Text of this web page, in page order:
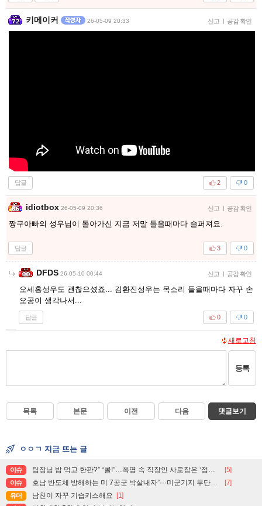
키메이커 26-05-09 20:33 신고 | 공감 확인
답글 0
2
idiotbox 26-05-09 20:36 신고 | 공감 확인
짱구아빠의 성우님이 돌아가신 지금 저말 들을때마다 슬퍼져요.
답글 0
3
DFDS 26-05-10 00:44 신고 | 공감 확인
오세홍성우도 괜찮으셨죠... 김환진성우는 목소리 들을때마다 자꾸 손
오공이 생각나서...
답글 0
0
새로고침
등록
목록 본문 이전 다음 댓글보기
ㅇㅇㄱ 지금 뜨는 글
이슈 팀장님 밥 먹고 한판?” “콜!”…폭염 속 직장인 사로잡은 ‘점심 몰캉스’ [5]
이슈 호남 반도체 방해하는 미 7공군 박살내자”···미군기지 무단침입 대학생단체 회원 3명 구속, 1명은 기각 [7]
유머 남친이 자꾸 기습키스해요 [1]